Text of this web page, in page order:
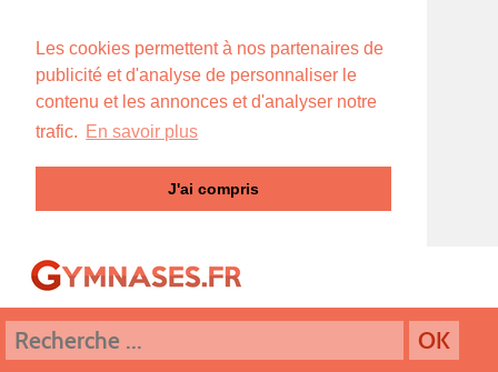
Les cookies permettent à nos partenaires de
publicité et d'analyse de personnaliser le
contenu et les annonces et d'analyser notre
trafic. En savoir plus
J'ai compris